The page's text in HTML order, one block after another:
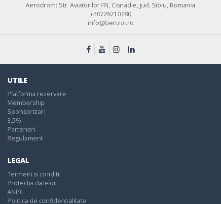
Aerodrom: Str. Aviatorilor FN, Cisnadie, jud. Sibiu, Romania
+40726710780
info@benzoi.ro
UTILE
Platforma rezervare
Membership
Sponsorizari
3,5%
Parteneri
Regulament
LEGAL
Termeni si conditii
Protectia datelor
ANPC
Politica de confidentialitate